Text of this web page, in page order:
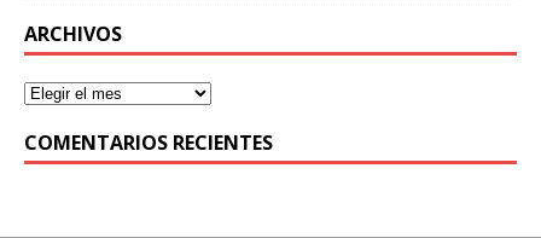
ARCHIVOS
COMENTARIOS RECIENTES